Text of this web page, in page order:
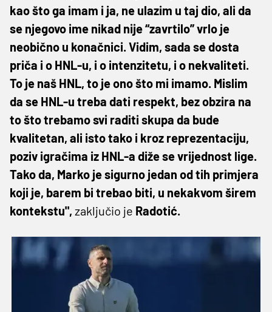
kao što ga imam i ja, ne ulazim u taj dio, ali da
se njegovo ime nikad nije “zavrtilo” vrlo je
neobično u konačnici. Vidim, sada se dosta
priča i o HNL-u, i o intenzitetu, i o nekvaliteti.
To je naš HNL, to je ono što mi imamo. Mislim
da se HNL-u treba dati respekt, bez obzira na
to što trebamo svi raditi skupa da bude
kvalitetan, ali isto tako i kroz reprezentaciju,
poziv igračima iz HNL-a diže se vrijednost lige.
Tako da, Marko je sigurno jedan od tih primjera
koji je, barem bi trebao biti, u nekakvom širem
kontekstu", zaključio je Radotić.